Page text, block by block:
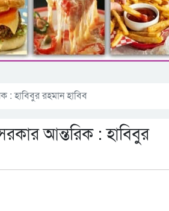
: হাবিবুর রহমান হাবিব
আন্তরিক : হাবিবুর